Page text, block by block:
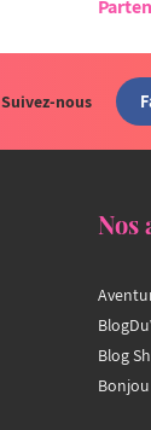
Suivez-nous
Nos
Blog